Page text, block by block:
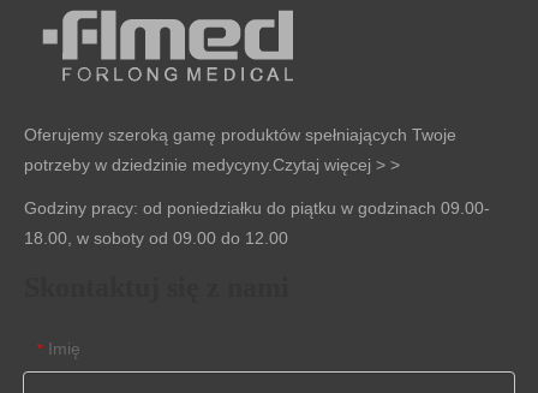
Oferujemy szeroką gamę produktów spełniających Twoje
potrzeby w dziedzinie medycyny.Czytaj więcej > >
Godziny pracy: od poniedziałku do piątku w godzinach 09.00-
18.00, w soboty od 09.00 do 12.00
* Imię